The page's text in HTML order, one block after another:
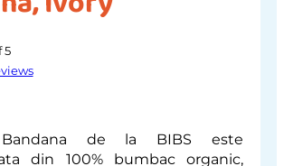
5
Bandana de la BIBS este
din 100% bumbac organic,